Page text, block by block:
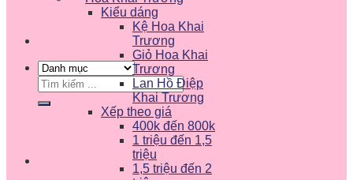
Tìm
kiếm:
Kiểu dáng
Kệ Hoa Khai
Trương
Giỏ Hoa Khai
Trương
Lan Hồ Điệp
Khai Trương
Xếp theo giá
400k đến 800k
1 triệu đến 1,5
triệu
1,5 triệu đến 2